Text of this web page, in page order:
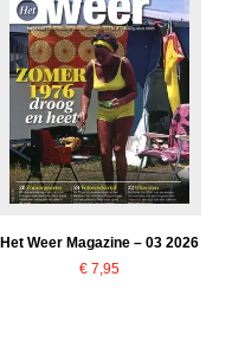
Het Weer Magazine – 03 2026
€ 7,95